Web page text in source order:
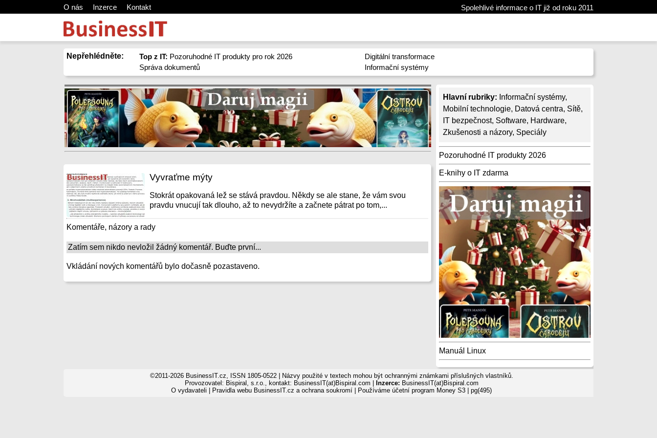
O nás Inzerce Kontakt Spolehlivé informace o IT již od roku 2011
Nepřehlédněte: Top z IT: Pozoruhodné IT produkty pro rok 2026
Správa dokumentů
Digitální transformace
Informační systémy
Hlavní rubriky: Informační systémy,
Mobilní technologie, Datová centra, Sítě,
IT bezpečnost, Software, Hardware,
Zkušenosti a názory, Speciály
Pozoruhodné IT produkty 2026
E-knihy o IT zdarma
Manuál Linux
Vyvraťme mýty
Stokrát opakovaná lež se stává pravdou. Někdy se ale stane, že vám svou
pravdu vnucují tak dlouho, až to nevydržíte a začnete pátrat po tom,...
Komentáře, názory a rady
Zatím sem nikdo nevložil žádný komentář. Buďte první...
Vkládání nových komentářů bylo dočasně pozastaveno.
©2011-2026 BusinessIT.cz, ISSN 1805-0522 | Názvy použité v textech mohou být ochrannými známkami příslušných vlastníků.
Provozovatel: Bispiral, s.r.o., kontakt: BusinessIT(at)Bispiral.com |
Inzerce: BusinessIT(at)Bispiral.com
O vydavateli
Pravidla webu BusinessIT.cz a ochrana soukromí | Používáme účetní program Money S3 | pg(495)